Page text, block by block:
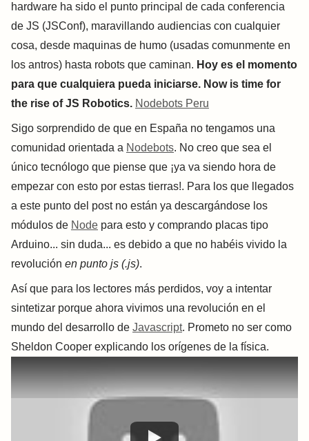
hardware ha sido el punto principal de cada conferencia
de JS (JSConf), maravillando audiencias con cualquier
cosa, desde maquinas de humo (usadas comunmente en
los antros) hasta robots que caminan. Hoy es el momento
para que cualquiera pueda iniciarse. Now is time for
the rise of JS Robotics. Nodebots Peru
Sigo sorprendido de que en España no tengamos una
comunidad orientada a Nodebots. No creo que sea el
único tecnólogo que piense que ¡ya va siendo hora de
empezar con esto por estas tierras!. Para los que llegados
a este punto del post no están ya descargándose los
módulos de Node para esto y comprando placas tipo
Arduino... sin duda... es debido a que no habéis vivido la
revolución en punto js (.js).
Así que para los lectores más perdidos, voy a intentar
sintetizar porque ahora vivimos una revolución en el
mundo del desarrollo de Javascript. Prometo no ser como
Sheldon Cooper explicando los orígenes de la física.